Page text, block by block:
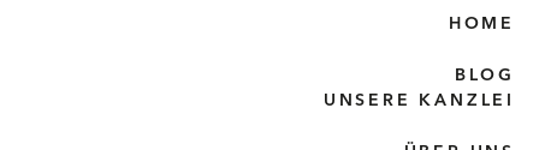
HOME
BLOG
UNSERE KANZLEI